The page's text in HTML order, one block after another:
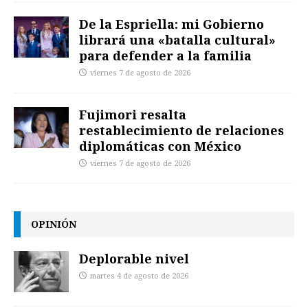
De la Espriella: mi Gobierno
librará una «batalla cultural»
para defender a la familia
viernes 7 de agosto de 2026
Fujimori resalta
restablecimiento de relaciones
diplomáticas con México
viernes 7 de agosto de 2026
OPINIÓN
Deplorable nivel
martes 4 de agosto de 2026